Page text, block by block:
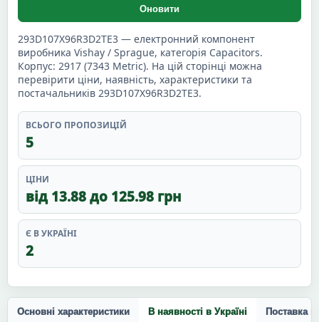
Оновити
293D107X96R3D2TE3 — електронний компонент
виробника Vishay / Sprague, категорія Capacitors.
Корпус: 2917 (7343 Metric). На цій сторінці можна
перевірити ціни, наявність, характеристики та
постачальників 293D107X96R3D2TE3.
ВСЬОГО ПРОПОЗИЦІЙ
5
ЦІНИ
від 13.88 до 125.98 грн
Є В УКРАЇНІ
2
Основні характеристики В наявності в Україні Поставка